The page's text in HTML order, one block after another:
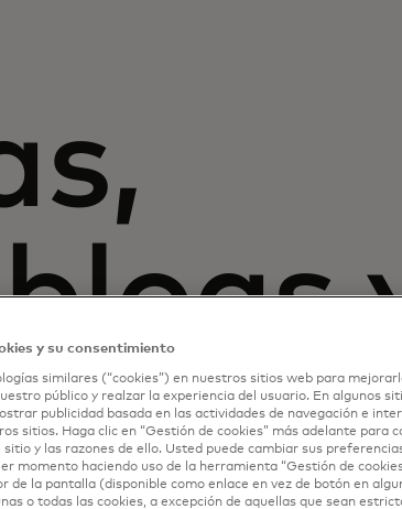
y su consentimiento
similares (“cookies”) en nuestros sitios web para
público y realzar la experiencia del usuario. En algunos
publicidad basada en las actividades de navegación e
sitios. Haga clic en “Gestión de cookies” más adelante para
y las razones de ello. Usted puede cambiar sus
momento haciendo uso de la herramienta “Gestión de
de la pantalla (disponible como enlace en vez de botón en
o todas las cookies, a excepción de aquellas que sean